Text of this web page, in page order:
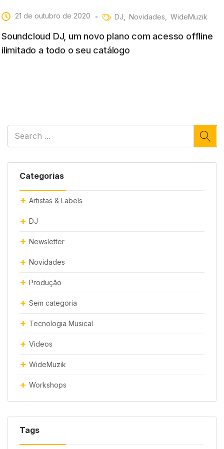
Categorias
Artistas & Labels
DJ
Newsletter
Novidades
Produção
Sem categoria
Tecnologia Musical
Videos
WideMuzik
Workshops
Tags
21 de outubro de 2020 DJ Novidades WideMuzik
Soundcloud DJ, um novo plano com acesso offline
ilimitado a todo o seu catálogo